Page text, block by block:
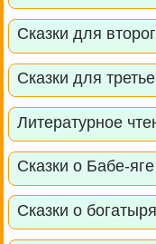
Сказки для
Сказки для
Литературное
Сказки о Бабе-яге
Сказки о